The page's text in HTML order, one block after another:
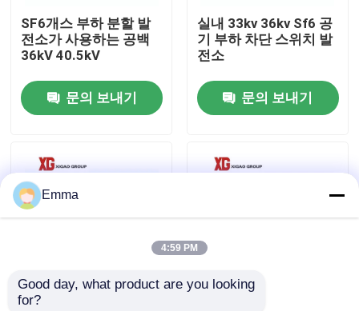
품질 관리
연락주세요
공기 짐 틈 스위치
전원 분배 개폐기
SF6개스 부하 분할 발
전소가 사용하는 공백
36kV 40.5kV
문의 보내기
실내 33kv 36kv Sf6 공
기 부하 차단 스위치 발
전소
문의 보내기
10kv 11kv 12kv 630A
Emma
4:59 PM
Good day, what product are you looking
for?